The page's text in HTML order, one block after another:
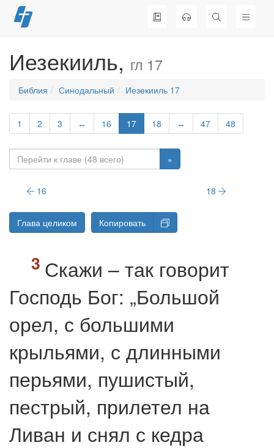
Перейти
к
Иезекииль, гл 17
Библия Синодальный Иезекииль 17
1 2 3 ↔ 16 17 18 ↔ 47 48
»
16 18
Глава целиком Копировать
Скажи – так говорит
Господь Бог: „Большой
орел, с большими
крыльями, с длинными
перьями, пушистый,
пестрый, прилетел на
Ливан и снял с кедра